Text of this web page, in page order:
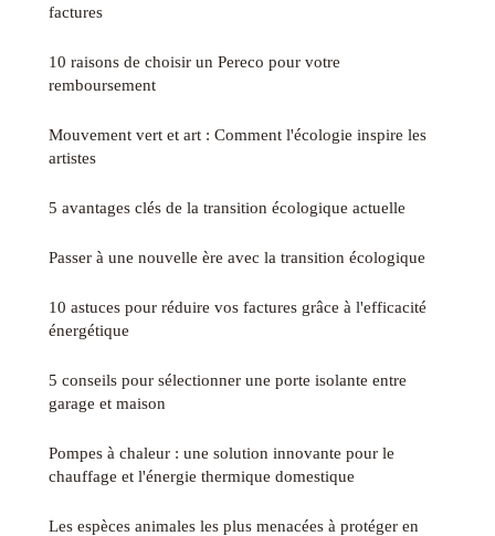
factures
10 raisons de choisir un Pereco pour votre
remboursement
Mouvement vert et art : Comment l'écologie inspire les
artistes
5 avantages clés de la transition écologique actuelle
Passer à une nouvelle ère avec la transition écologique
10 astuces pour réduire vos factures grâce à l'efficacité
énergétique
5 conseils pour sélectionner une porte isolante entre
garage et maison
Pompes à chaleur : une solution innovante pour le
chauffage et l'énergie thermique domestique
Les espèces animales les plus menacées à protéger en